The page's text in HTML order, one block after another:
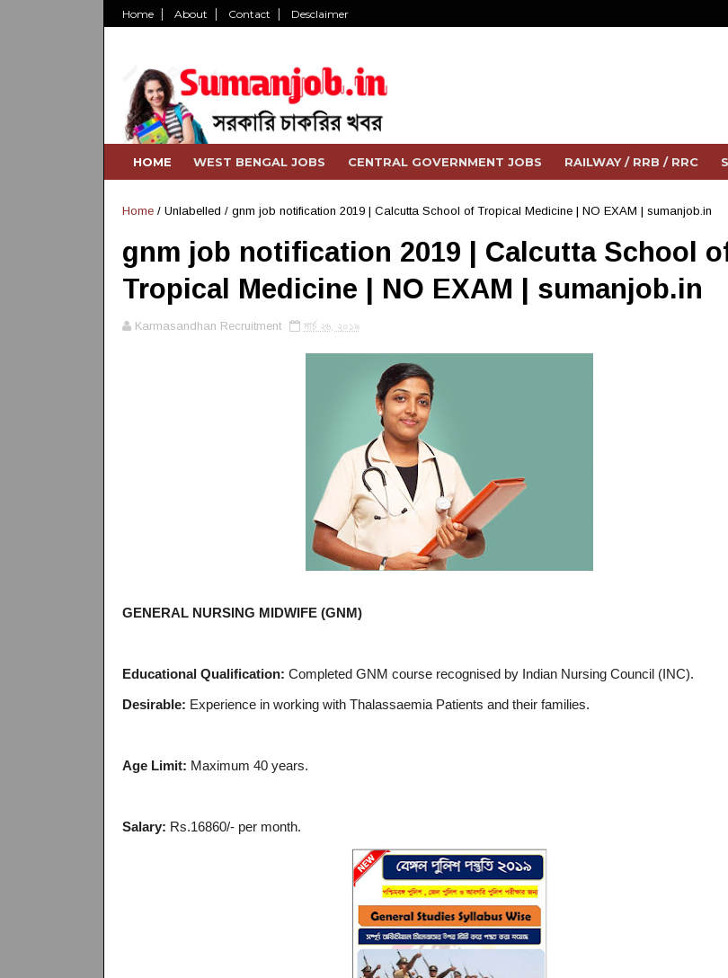
Home About Contact Desclaimer
HOME WEST BENGAL JOBS CENTRAL GOVERNMENT JOBS RAILWAY / RRB / RRC
Home/ Unlabelled / gnm job notification 2019 | Calcutta School of Tropical Medicine | NO EXAM | sumanjob.in
gnm job notification 2019 | Calcutta School
Tropical Medicine | NO EXAM | sumanjob.in
Karmasandhan Recruitment মার্চ ২৬, ২০১৯
GENERAL NURSING MIDWIFE (GNM)
Educational Qualification: Completed GNM course recognised by Indian Nursing Council (INC).
Desirable: Experience in working with Thalassaemia Patients and their families.
Age Limit: Maximum 40 years.
Salary: Rs.16860/- per month.